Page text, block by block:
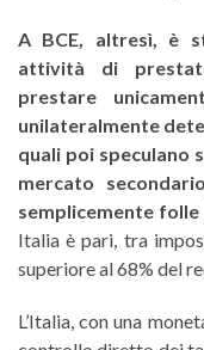
A BCE, altresì, è
attività di
prestare
unilateralmente
quali poi speculano
mercato
semplicemente folle
Italia è pari, tra
superiore al 68% del
L’Italia, con una